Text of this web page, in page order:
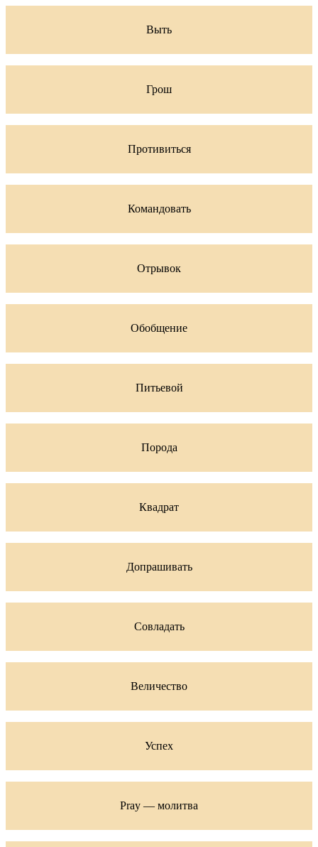
Выть
Грош
Противиться
Командовать
Отрывок
Обобщение
Питьевой
Порода
Квадрат
Допрашивать
Совладать
Величество
Успех
Pray — молитва